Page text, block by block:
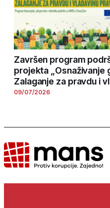
Završen program
projekta „Osnaživanje
Zalaganje za pravdu i
09/07/2026